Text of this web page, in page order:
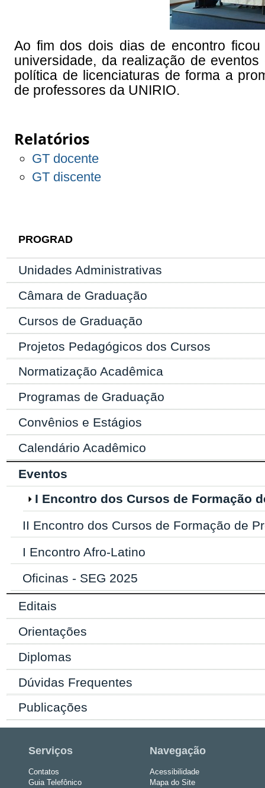
Ao fim dos dois dias de encontro
universidade, da realização de
política de licenciaturas de forma a
de professores da UNIRIO.
Relatórios
GT docente
GT discente
PROGRAD
Unidades Administrativas
Câmara de Graduação
Cursos de Graduação
Projetos Pedagógicos dos Cursos
Normatização Acadêmica
Programas de Graduação
Convênios e Estágios
Calendário Acadêmico
Eventos
I Encontro dos Cursos de Formação
II Encontro dos Cursos de Formação de
I Encontro Afro-Latino
Oficinas - SEG 2025
Editais
Orientações
Diplomas
Dúvidas Frequentes
Publicações
Serviços
Contatos
Guia Telefônico
Navegação
Acessibilidade
Mapa do Site